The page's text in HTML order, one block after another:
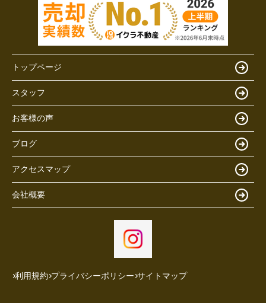
トップページ
スタッフ
お客様の声
ブログ
アクセスマップ
会社概要
利用規約 プライバシーポリシー サイトマップ